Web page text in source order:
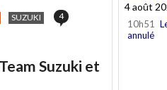
SUZUKI 4
Suzuki et
4 août
10h51
annulé